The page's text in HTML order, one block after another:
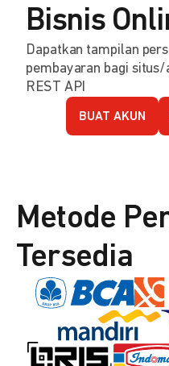
Bisnis
Dapatkan tampilan
pembayaran bagi
REST API
BUAT AKUN
Metode
Tersedia